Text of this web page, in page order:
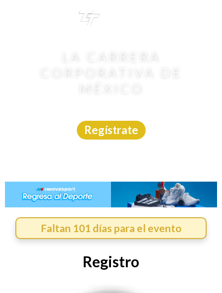
LA CARRERA
CORPORATIVA DE
MÉXICO
Regístrate
Faltan 101 días para el evento
Registro